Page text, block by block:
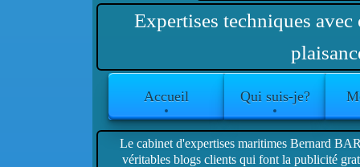
Expertises techniques
Accueil Qui suis-je?
Le cabinet d'expertises maritimes Bernard
véritables blogs clients qui font la publicité